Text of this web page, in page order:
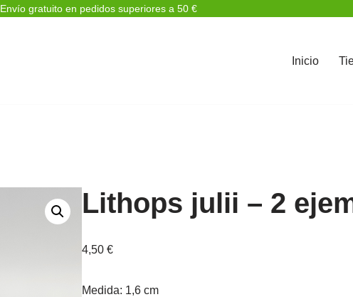
Envío gratuito en pedidos superiores a 50 €
Inicio
Lithops julii – 2
4,50 €
Medida: 1,6 cm